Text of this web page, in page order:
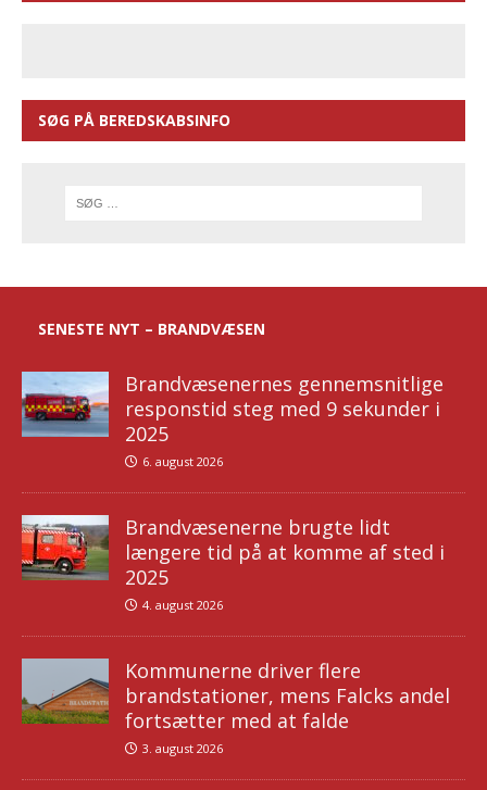
SØG PÅ BEREDSKABSINFO
SENESTE NYT – BRANDVÆSEN
Brandvæsenernes gennemsnitlige
responstid steg med 9 sekunder i
2025
6. august 2026
Brandvæsenerne brugte lidt
længere tid på at komme af sted i
2025
4. august 2026
Kommunerne driver flere
brandstationer, mens Falcks andel
fortsætter med at falde
3. august 2026